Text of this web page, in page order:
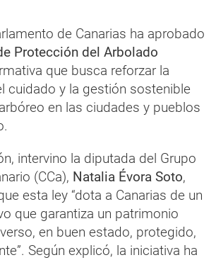
de Canarias ha aprobado
Protección del Arbolado
que busca reforzar la
cuidado y la gestión sostenible
en las ciudades y pueblos
intervino la diputada del Grupo
(CCa), Natalia Évora Soto,
esta ley “dota a Canarias de un
que garantiza un patrimonio
en buen estado, protegido,
Según explicó, la iniciativa ha